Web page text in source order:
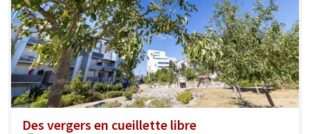
Des vergers en cueillette libre